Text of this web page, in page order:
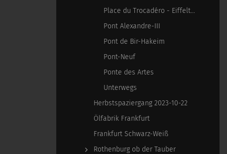
Place du Trocadéro - Eiffelturm
Pont Alexandre-III
Pont de Bir-Hakeim
Pont-Neuf
Ponte des Artes
Unterwegs
Herbstspaziergang 2023-10-22
Ölfabrik Frankfurt
Frankfurt Schwarz-Weiß
Rothenburg ob der Tauber